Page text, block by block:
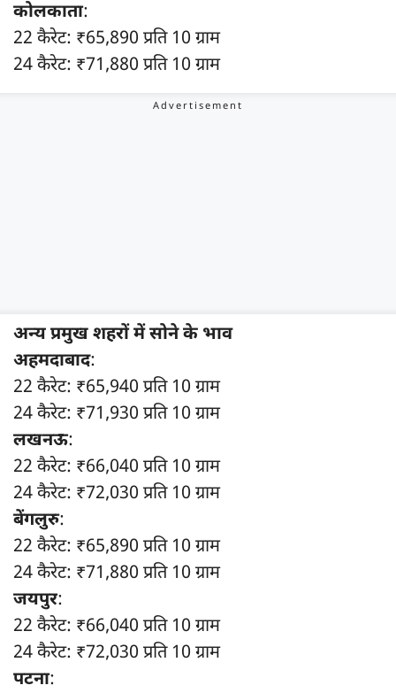
कोलकाता:
22 कैरेट: ₹65,890 प्रति 10 ग्राम
24 कैरेट: ₹71,880 प्रति 10 ग्राम
अन्य प्रमुख शहरों में सोने के भाव
अहमदाबाद:
22 कैरेट: ₹65,940 प्रति 10 ग्राम
24 कैरेट: ₹71,930 प्रति 10 ग्राम
लखनऊ:
22 कैरेट: ₹66,040 प्रति 10 ग्राम
24 कैरेट: ₹72,030 प्रति 10 ग्राम
बेंगलुरु:
22 कैरेट: ₹65,890 प्रति 10 ग्राम
24 कैरेट: ₹71,880 प्रति 10 ग्राम
जयपुर:
22 कैरेट: ₹66,040 प्रति 10 ग्राम
24 कैरेट: ₹72,030 प्रति 10 ग्राम
पटना: